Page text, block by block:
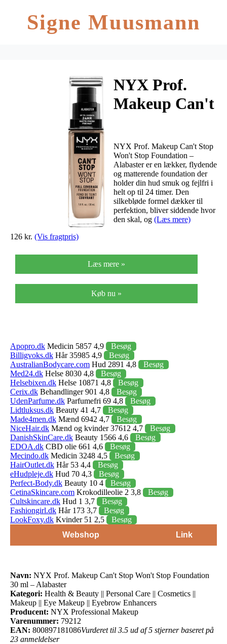
Signe Muusmann
NYX Prof.
Makeup Can't
Stop
Foundation 30
ml – Alabaster
NYX Prof. Makeup Can't Stop
Won't Stop Foundation –
Alabaster er en lækker, flydende
og matterende foundation der
holder din hud smuk og fejlfri i
helt op til 24 timer. Den
silkebløde formel dækker til
perfektion, bliver siddende hvor
den skal, og (Læs mere)
126 kr. (Vis fragtpris)
Læs mere »
Køb nu »
Apopro.dk Medicin 5857 4,9
Besøg
Billigvoks.dk Hår 35985 4,9
Besøg
AustralianBodycare.com Hud 2891 4,8
Besøg
Med24.dk Helse 8030 4,8
Besøg
Helsebixen.dk Helse 10871 4,8
Besøg
Cerix.dk Behandlinger 901 4,8
Besøg
UdenParfume.dk Parfumefri 69 4,8
Besøg
Lidtluksus.dk Beauty 41 4,7
Besøg
Made4men.dk Mænd 6942 4,7
Besøg
NiceHair.dk Mænd og kvinder 37612 4,7
Besøg
DanishSkinCare.dk Beauty 1566 4,6
Besøg
EDOA.dk CBD olie 661 4,6
Besøg
Mecindo.dk Medicin 3248 4,5
Besøg
HairOutlet.dk Hår 53 4,4
Besøg
eHudpleje.dk Hud 70 4,3
Besøg
Perfect-Body.dk Beauty 10 4
Besøg
CetinaSkincare.com Krokodilleolie 2 3,8
Besøg
Cultskincare.dk Hud 1 3,7
Besøg
Fashiongirl.dk Hår 173 3,7
Besøg
LookFoxy.dk Kvinder 51 2,5
Besøg
Webshop
Link
Navn: NYX Prof. Makeup Can't Stop Won't Stop Foundation
30 ml – Alabaster
Kategori: Health & Beauty || Personal Care || Cosmetics ||
Makeup || Eye Makeup || Eyebrow Enhancers
Producent: NYX Professional Makeup
Varenummer: 79212
EAN: 800897181086Vurderet til 3.5 ud af 5 stjerner baseret på
23 anmeldelser